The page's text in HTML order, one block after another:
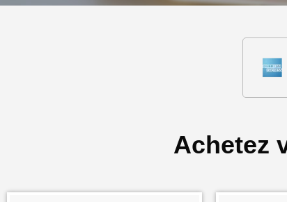
Achetez